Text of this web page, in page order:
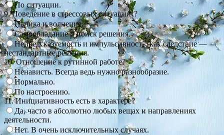
По ситуации.
9. Поведение в стрессовых ситуациях?
Паника и волнение.
Самообладание и поиск решения.
Непредсказуемость и импульсивность, как следствие —
нестандартные решения.
10. Отношение к рутинной работе?
Ненависть. Всегда ведь нужно разнообразие.
Нормально.
По настроению.
11. Инициативность есть в характере?
Да, часто в абсолютно любых вещах и направлениях
деятельности.
Нет. В очень исключительных случаях.